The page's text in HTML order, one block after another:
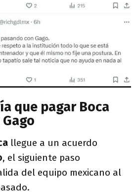
que pagar Boca
llegue a un acuerdo
, el siguiente paso
del equipo mexicano al